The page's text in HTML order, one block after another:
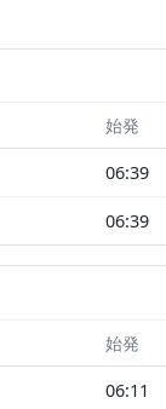
始発
06:39
06:39
始発
06:11